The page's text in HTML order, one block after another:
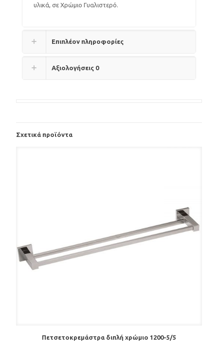
υλικά, σε Χρώμιο Γυαλιστερό.
Επιπλέον πληροφορίες
Αξιολογήσεις 0
Σχετικά προϊόντα
Πετσετοκρεμάστρα διπλή χρώμιο 1200-5/5